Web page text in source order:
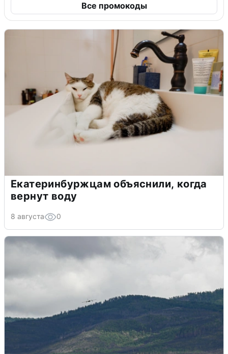
Все промокоды
Екатеринбуржцам объяснили, когда
вернут воду
8 августа 0